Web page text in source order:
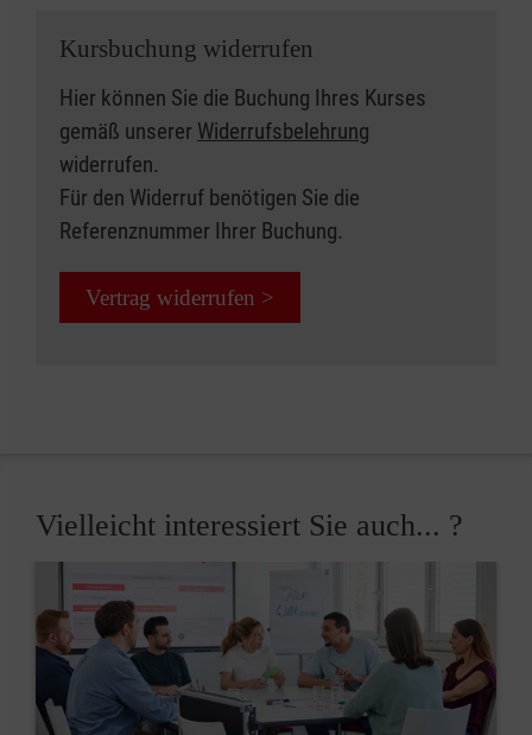
Kursbuchung widerrufen
Hier können Sie die Buchung Ihres Kurses
gemäß unserer Widerrufsbelehrung
widerrufen.
Für den Widerruf benötigen Sie die
Referenznummer Ihrer Buchung.
Vertrag widerrufen >
Vielleicht interessiert Sie auch... ?